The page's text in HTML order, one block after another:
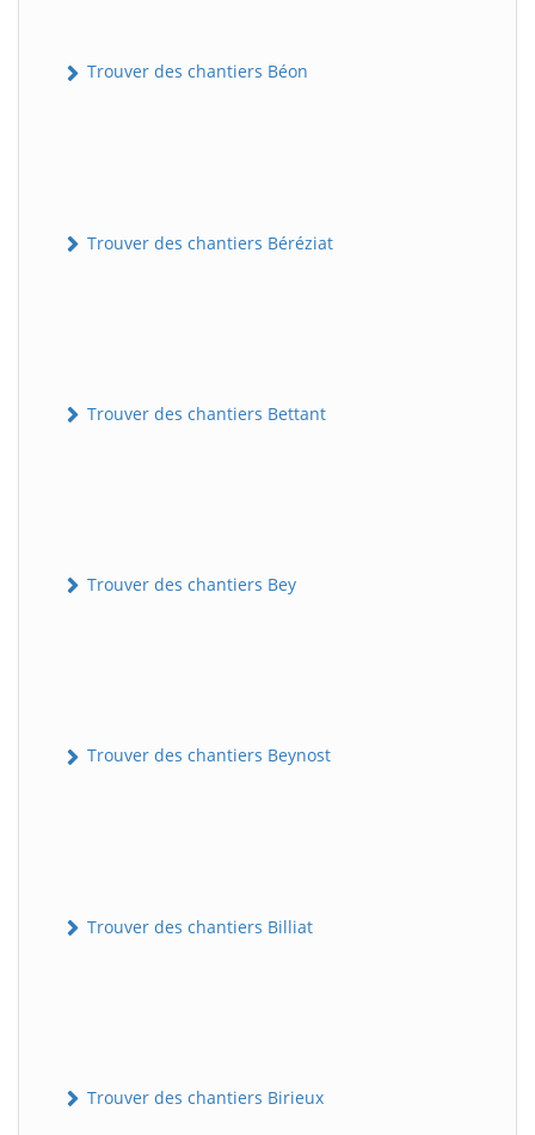
Trouver des chantiers Béon
Trouver des chantiers Béréziat
Trouver des chantiers Bettant
Trouver des chantiers Bey
Trouver des chantiers Beynost
Trouver des chantiers Billiat
Trouver des chantiers Birieux